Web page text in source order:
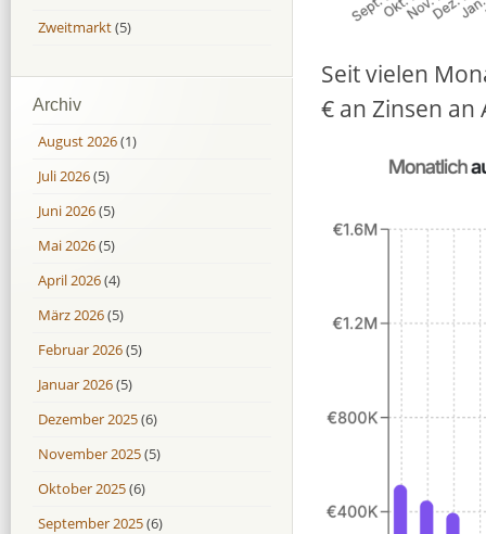
Seit vielen
€ an Zinsen an
Zweitmarkt(5)
Archiv
August 2026(1)
Juli 2026(5)
Juni 2026(5)
Mai 2026(5)
April 2026(4)
März 2026(5)
Februar 2026(5)
Januar 2026(5)
Dezember 2025(6)
November 2025(5)
Oktober 2025(6)
September 2025(6)